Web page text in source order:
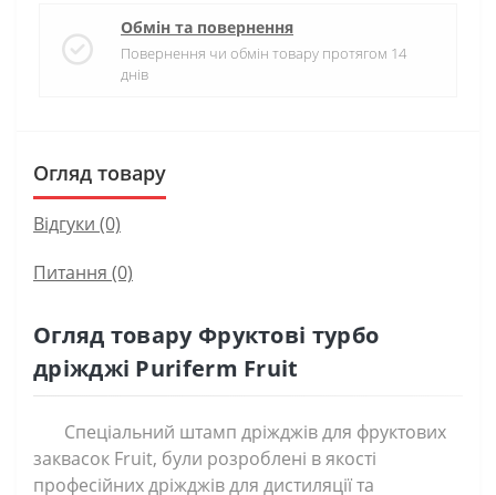
Обмін та повернення
Повернення чи обмін товару протягом 14
днів
Огляд товару
Відгуки (0)
Питання (0)
Огляд товару Фруктові турбо
дріжджі Puriferm Fruit
Спеціальний штамп дріжджів для фруктових
заквасок Fruit, були розроблені в якості
професійних дріжджів для дистиляції та